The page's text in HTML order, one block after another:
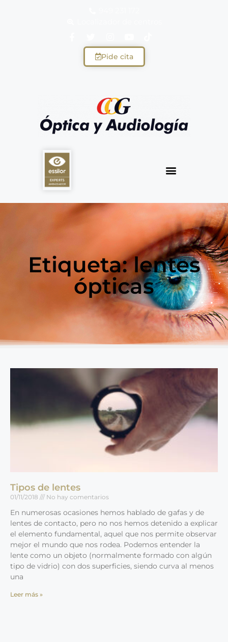
Pide cita
Etiqueta: lentes
ópticas
Tipos de lentes
01/11/2018 No hay comentarios
En numerosas ocasiones hemos hablado de gafas y de
lentes de contacto, pero no nos hemos detenido a explicar
el elemento fundamental, aquel que nos permite observar
mejor el mundo que nos rodea. Podemos entender la
lente como un objeto (normalmente formado con algún
tipo de vidrio) con dos superficies, siendo curva al menos
una
Leer más »